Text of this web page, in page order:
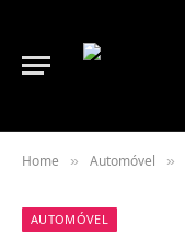
Home » Automóvel »
AUTOMÓVEL